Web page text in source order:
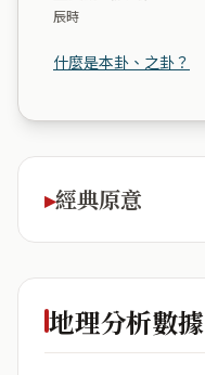
辰時
什麼是本卦、之卦？
經典原意
地理分析數據